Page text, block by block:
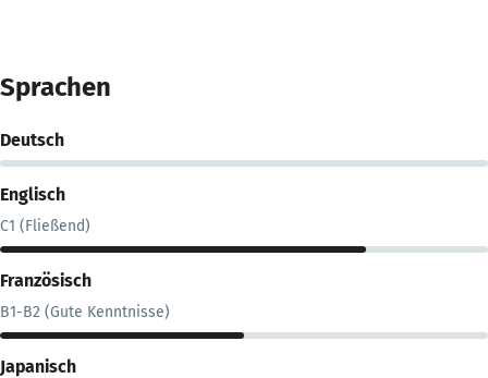
Sprachen
Deutsch
Englisch
C1 (Fließend)
Französisch
B1-B2 (Gute Kenntnisse)
Japanisch